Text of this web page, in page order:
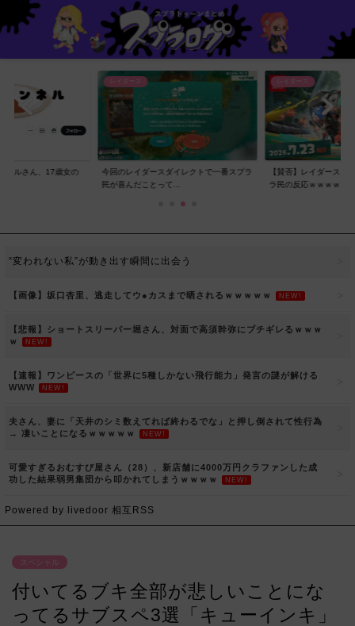
ネルさん、17歳女の
レイダース
今回のレイダースダイレクトで一番スプラ
民が喜んだことって...
レイダース
【賛否】レイダースダ
ラ民の反応ｗｗｗｗ...
“変われない私”が動き出す瞬間に出会う
【画像】坂口杏里、逃走してウ●カスまで晒されるｗｗｗｗｗ NEW!
【悲報】ショートスリーパー堀さん、対面で高須幹弥にブチギレるｗｗｗ
ｗ
NEW!
【速報】ワンピースの「世界に5種しかない飛行能力」発言の謎が解ける
WWW
NEW!
夫さん、妻に「天井のシミ数えてれば終わるでな」と押し倒されて性行為
→ 凄いことになるｗｗｗｗｗ
NEW!
可愛すぎるおむすび屋さん（28）、新店舗に4000万円クラファンした成
功した結果弱男集団から叩かれてしまうｗｗｗｗ
NEW!
Powered by livedoor 相互RSS
スペシャル
付いてるブキ全部が悲しいことにな
ってるサブスペ3選「キューインキ」